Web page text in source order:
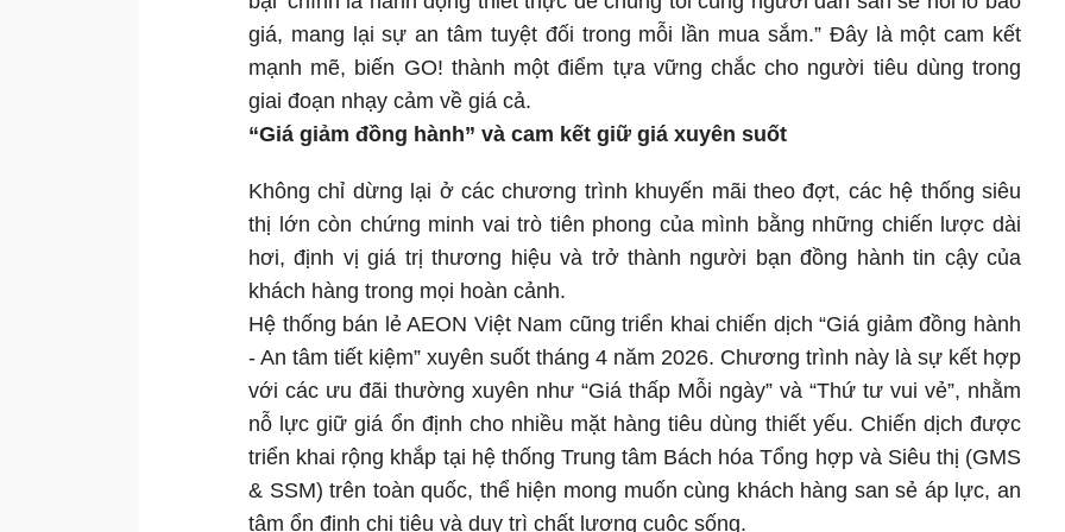
giá, mang lại sự an tâm tuyệt đối trong mỗi lần mua sắm.” Đây là một cam kết
mạnh mẽ, biến GO! thành một điểm tựa vững chắc cho người tiêu dùng trong
giai đoạn nhạy cảm về giá cả.
“Giá giảm đồng hành” và cam kết giữ giá xuyên suốt
Không chỉ dừng lại ở các chương trình khuyến mãi theo đợt, các hệ thống siêu
thị lớn còn chứng minh vai trò tiên phong của mình bằng những chiến lược dài
hơi, định vị giá trị thương hiệu và trở thành người bạn đồng hành tin cậy của
khách hàng trong mọi hoàn cảnh.
Hệ thống bán lẻ AEON Việt Nam cũng triển khai chiến dịch “Giá giảm đồng hành
- An tâm tiết kiệm” xuyên suốt tháng 4 năm 2026. Chương trình này là sự kết hợp
với các ưu đãi thường xuyên như “Giá thấp Mỗi ngày” và “Thứ tư vui vẻ”, nhằm
nỗ lực giữ giá ổn định cho nhiều mặt hàng tiêu dùng thiết yếu. Chiến dịch được
triển khai rộng khắp tại hệ thống Trung tâm Bách hóa Tổng hợp và Siêu thị (GMS
& SSM) trên toàn quốc, thể hiện mong muốn cùng khách hàng san sẻ áp lực, an
tâm ổn định chi tiêu và duy trì chất lượng cuộc sống.